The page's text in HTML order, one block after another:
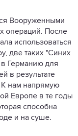
Вооруженными
операций. После
использоваться
две таких "Синих
Германию для
в результате
К нам напрямую
Европе в те годы
способна
и на суше.